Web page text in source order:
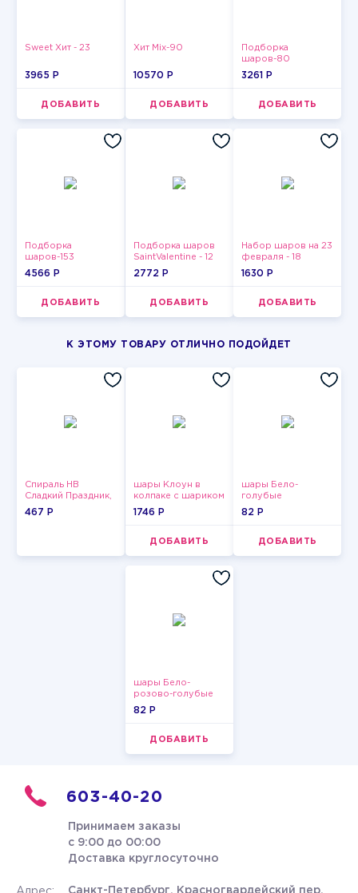
Sweet Хит - 23
3965 P
ДОБАВИТЬ
Хит Mix-90
10570 P
ДОБАВИТЬ
Подборка
шаров-80
3261 P
ДОБАВИТЬ
Подборка
шаров-153
4566 P
ДОБАВИТЬ
Подборка шаров
SaintValentine - 12
2772 P
ДОБАВИТЬ
Набор шаров на 23
февраля - 18
1630 P
ДОБАВИТЬ
К ЭТОМУ ТОВАРУ ОТЛИЧНО ПОДОЙДЕТ
Спираль HB
Сладкий Праздник,
12 шт.
467 P
шары Клоун в
колпаке с шариком
1746 P
ДОБАВИТЬ
шары Бело-
голубые
пастельные
82 P
ДОБАВИТЬ
шары Бело-
розово-голубые
пастельные
82 P
ДОБАВИТЬ
603-40-20
Принимаем заказы
с 9:00 до 00:00
Доставка круглосуточно
Санкт-Петербург, Красногвардейский пер.